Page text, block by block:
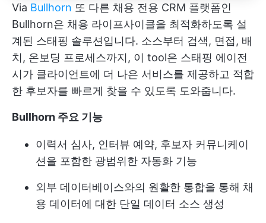
Via Bullhorn 또 다른 채용 전용 CRM 플랫폼인
Bullhorn은 채용 라이프사이클을 최적화하도록 설
계된 스태핑 솔루션입니다. 소스부터 검색, 면접, 배
치, 온보딩 프로세스까지, 이 tool은 스태핑 에이전
시가 클라이언트에 더 나은 서비스를 제공하고 적합
한 후보자를 빠르게 찾을 수 있도록 도와줍니다.
Bullhorn 주요 기능
이력서 심사, 인터뷰 예약, 후보자 커뮤니케이
션을 포함한 광범위한 자동화 기능
외부 데이터베이스와의 원활한 통합을 통해 채
용 데이터에 대한 단일 데이터 소스 생성